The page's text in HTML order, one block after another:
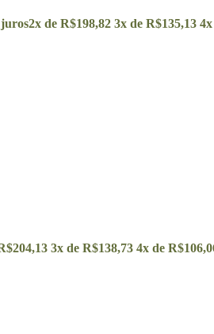
juros2x de R$198,82 3x de R$135,13
204,13 3x de R$138,73 4x de R$